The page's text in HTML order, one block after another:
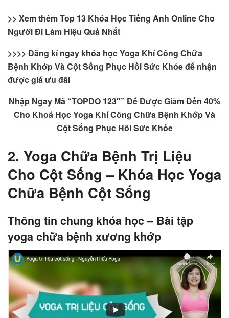
>> Xem thêmTop 13 Khóa Học Tiếng Anh Online Cho
Người Đi Làm Hiệu Quả Nhất
>>>> Đăng kí ngay khóa học Yoga Khí Công Chữa
Bệnh Khớp Và Cột Sống Phục Hồi Sức Khỏe để nhận
được giá ưu đãi
Nhập Ngay Mã “TOPDO 123″” Để Được Giảm Đến 40%
Cho Khoá Học Yoga Khí Công Chữa Bệnh Khớp Và
Cột Sống Phục Hồi Sức Khỏe
2. Yoga Chữa Bệnh Trị Liệu
Cho Cột Sống – Khóa Học Yoga
Chữa Bệnh Cột Sống
Thông tin chung khóa học – Bài tập
yoga chữa bệnh xương khớp